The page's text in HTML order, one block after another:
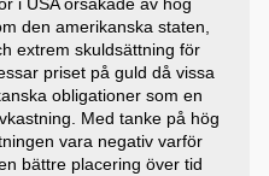
i USA orsakade av hög
den amerikanska staten,
extrem skuldsättning för
priset på guld då vissa
obligationer som en
Med tanke på hög
vara negativ varför
bättre placering över tid